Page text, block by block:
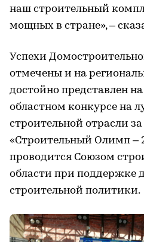
наш строительный
мощных в стране», –
Успехи
отмечены и на
достойно представлен
областном конкурсе на
строительной отрасли за
«Строительный Олимп –
проводится Союзом
области при поддержке
строительной политики.